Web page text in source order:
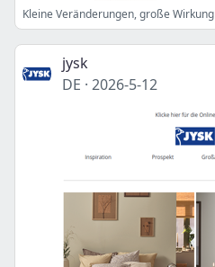
Kleine Veränderungen, große Wirkung
jysk
DE · 2026-5-12